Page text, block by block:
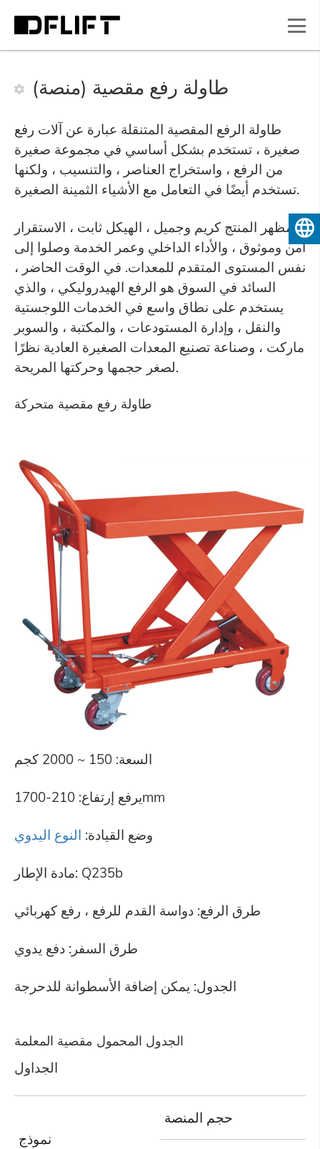
طاولة رفع مقصية (منصة)
طاولة الرفع المقصية المتنقلة عبارة عن آلات رفع
صغيرة ، تستخدم بشكل أساسي في مجموعة صغيرة
من الرفع ، واستخراج العناصر ، والتنسيب ، ولكنها
تستخدم أيضًا في التعامل مع الأشياء الثمينة الصغيرة.
مظهر المنتج كريم وجميل ، الهيكل ثابت ، الاستقرار
آمن وموثوق ، والأداء الداخلي وعمر الخدمة وصلوا إلى
نفس المستوى المتقدم للمعدات. في الوقت الحاضر ،
السائد في السوق هو الرفع الهيدروليكي ، والذي
يستخدم على نطاق واسع في الخدمات اللوجستية
والنقل ، وإدارة المستودعات ، والمكتبة ، والسوبر
ماركت ، وصناعة تصنيع المعدات الصغيرة العادية نظرًا
لصغر حجمها وحركتها المريحة.
طاولة رفع مقصية متحركة
السعة: 150 ~ 2000 كجم
يرفع إرتفاع: 210-1700mm
وضع القيادة: النوع اليدوي
مادة الإطار: Q235b
طرق الرفع: دواسة القدم للرفع ، رفع كهربائي
طرق السفر: دفع يدوي
الجدول: يمكن إضافة الأسطوانة للدحرجة
الجدول المحمول مقصية المعلمة
الجداول
نموذج
حجم المنصة
العربية